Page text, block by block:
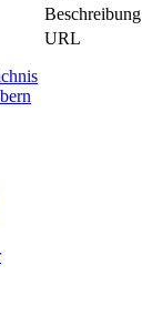
Beschreibung
URL